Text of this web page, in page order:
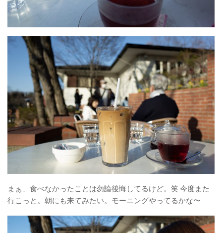
まぁ、食べなかったことは勿論後悔してるけど。笑 今度また
行こっと。朝にも来てみたい。モーニングやってるかな〜